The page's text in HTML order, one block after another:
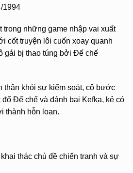
1994
trong những game nhập vai xuất
cốt truyện lôi cuốn xoay quanh
gái bị thao túng bởi Đế chế
thân khỏi sự kiểm soát, cô bước
Đế chế và đánh bại Kefka, kẻ có
thành hỗn loạn.
thác chủ đề chiến tranh và sự